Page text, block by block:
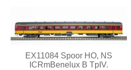
EX11084 Spoor HO, NS
ICRmBenelux B TpIV.